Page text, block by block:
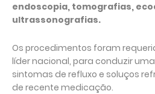
endoscopia, tomografias,
ultrassonografias.
Os procedimentos foram
líder nacional, para conduzir
sintomas de refluxo e soluços
de recente medicação.